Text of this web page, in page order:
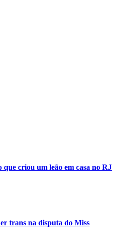
criou um leão em casa no RJ
trans na disputa do Miss